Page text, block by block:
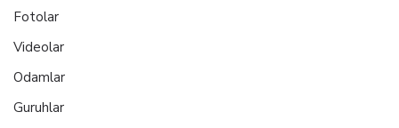
Fotolar
Videolar
Odamlar
Guruhlar